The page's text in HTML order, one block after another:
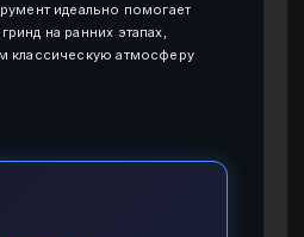
идеально помогает
на ранних этапах,
классическую атмосферу